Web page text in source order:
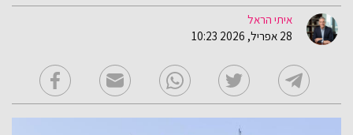
איתי הראל
28 אפריל, 2026 10:23